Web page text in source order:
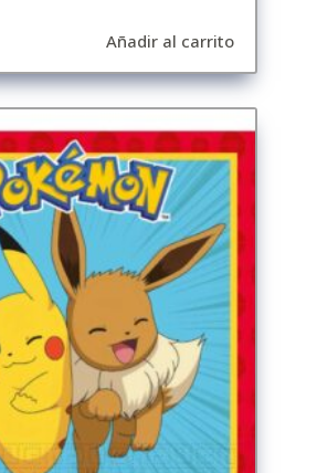
Añadir al carrito